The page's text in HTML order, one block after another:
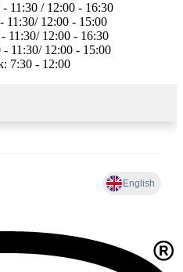
11:30 / 12:00 - 16:30
11:30/ 12:00 - 15:00
11:30/ 12:00 - 16:30
11:30/ 12:00 - 15:00
7:30 - 12:00